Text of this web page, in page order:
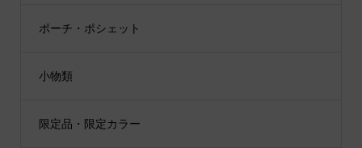
ポーチ・ポシェット
小物類
限定品・限定カラー